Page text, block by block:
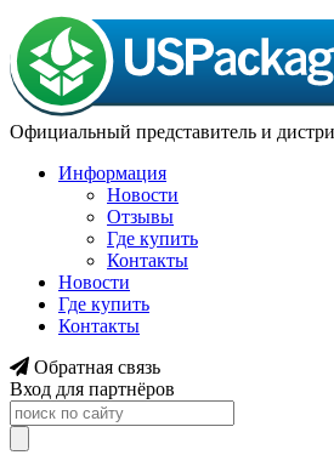
Официальный представитель и
Информация
Новости
Отзывы
Где купить
Контакты
Новости
Где купить
Контакты
Обратная связь
Вход для партнёров